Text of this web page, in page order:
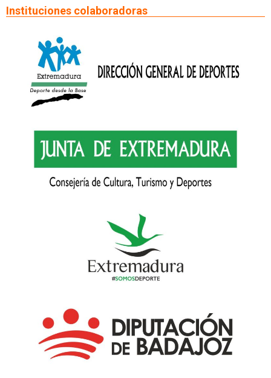
Instituciones colaboradoras